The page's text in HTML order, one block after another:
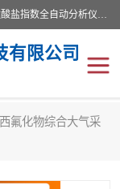
青岛路博环保公司主营：低浓度烟尘烟气分析仪、高锰酸盐指数全自动分析仪、便携式超声波明渠流量计、便携式水质采样器、恒温恒湿称重系统、手持式油烟检测仪等;是一家集环保科研、设计、生产、维护、销售和系统集成为一体的综合性高科技企业。路博人秉承"科学技术是第一生产力的重要理念，倡导环境友好型的生产、生活和消费方式。
有限公司
氟化物综合大气采
烟检测仪